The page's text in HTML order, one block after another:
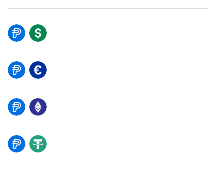
PYUSD USD
PYUSD EUR
PYUSD ETH
PYUSD USDT